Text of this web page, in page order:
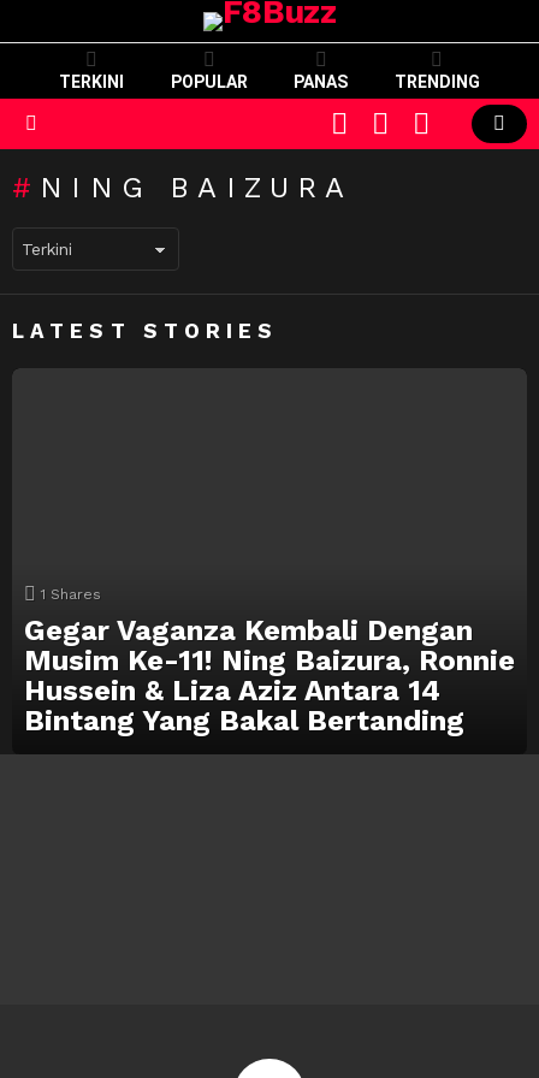
TERKINI POPULAR PANAS TRENDING
SWITCH
SKIN
CART LOGIN
NING BAIZURA
LATEST STORIES
1 Shares
Gegar Vaganza Kembali Dengan
Musim Ke-11! Ning Baizura, Ronnie
Hussein & Liza Aziz Antara 14
Bintang Yang Bakal Bertanding